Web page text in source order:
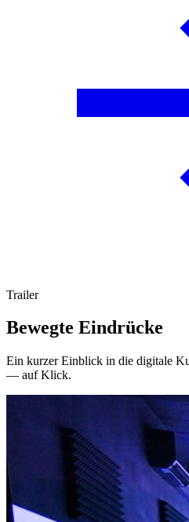
Trailer
Bewegte Eindrücke
Ein kurzer Einblick in die digitale
— auf Klick.